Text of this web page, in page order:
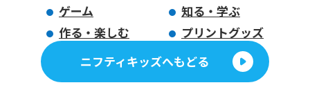
ゲーム
知る・学ぶ
作る・楽しむ
プリントグッズ
ニフティキッズへもどる